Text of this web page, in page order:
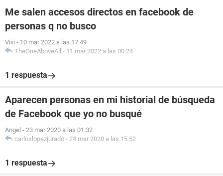
Me salen accesos directos en facebook de
personas q no busco
Vivi - 10 mar 2022 a las 17:49
TheOneAboveAll - 11 mar 2022 a las 00:24
1 respuesta
Aparecen personas en mi historial de búsqueda
de Facebook que yo no busqué
Angel - 23 mar 2020 a las 01:32
carloslopezjurado - 24 mar 2020 a las 15:52
1 respuesta